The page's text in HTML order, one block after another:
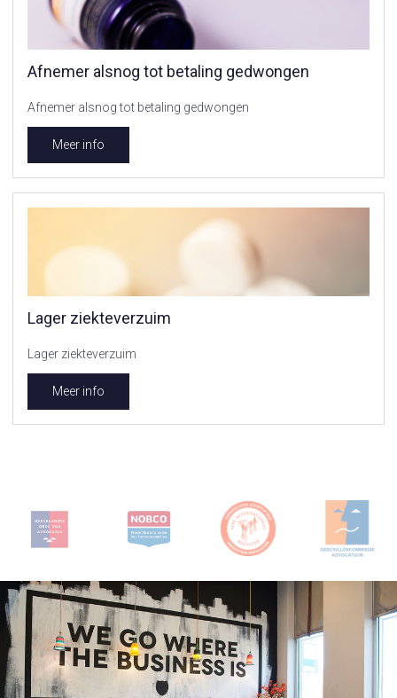
Afnemer alsnog tot betaling gedwongen
Afnemer alsnog tot betaling gedwongen
Meer info
Lager ziekteverzuim
Lager ziekteverzuim
Meer info